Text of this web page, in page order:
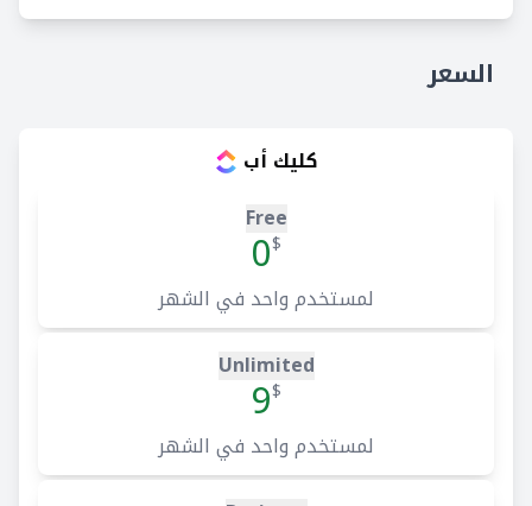
السعر
كليك أب
Free
$
0
لمستخدم واحد في الشهر
Unlimited
$
9
لمستخدم واحد في الشهر